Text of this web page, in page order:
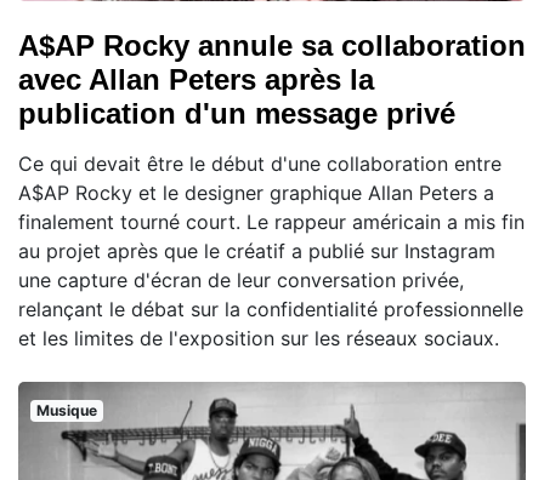
A$AP Rocky annule sa collaboration
avec Allan Peters après la
publication d'un message privé
Ce qui devait être le début d'une collaboration entre
A$AP Rocky et le designer graphique Allan Peters a
finalement tourné court. Le rappeur américain a mis fin
au projet après que le créatif a publié sur Instagram
une capture d'écran de leur conversation privée,
relançant le débat sur la confidentialité professionnelle
et les limites de l'exposition sur les réseaux sociaux.
Musique